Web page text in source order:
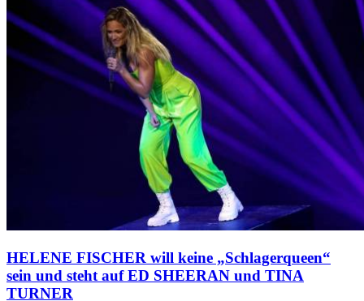
HELENE FISCHER will keine „Schlagerqueen“
sein und steht auf ED SHEERAN und TINA
TURNER